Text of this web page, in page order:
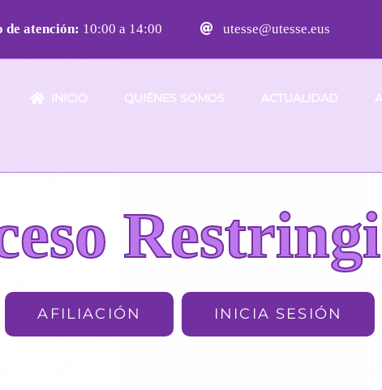
atención: 10:00 a 14:00 utesse@utesse.eus
INICIO QUIÉNES SOMOS ACTUALIDAD
AFILIACIÓN INICIA SESIÓN